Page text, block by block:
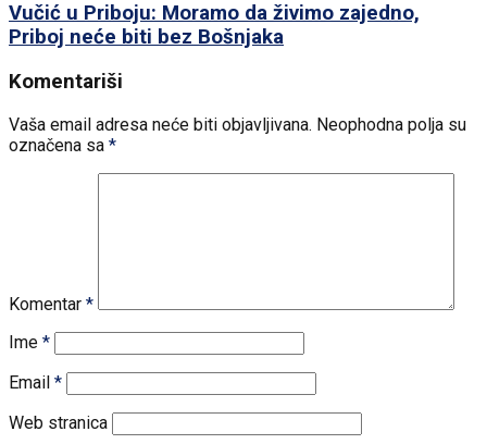
Vučić u Priboju: Moramo da živimo zajedno,
Priboj neće biti bez Bošnjaka
Komentariši
Vaša email adresa neće biti objavljivana. Neophodna polja su
označena sa *
Komentar *
Ime *
Email *
Web stranica